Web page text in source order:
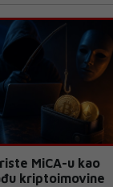
MiCA-u kao
kriptoimovine